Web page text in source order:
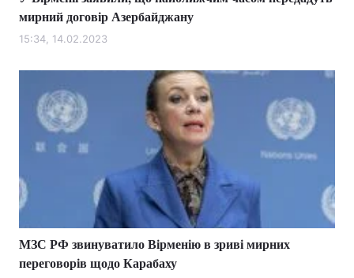
мирний договір Азербайджану
15:34, 14.02.2023
МЗС РФ звинуватило Вірменію в зриві мирних
переговорів щодо Карабаху